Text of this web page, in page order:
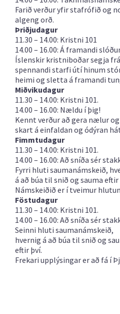
Farið verður yfir stafrófið og
algeng orð.
Þriðjudagur
11.30 – 14.00: Kristni 101
14.00 – 16.00: Á framandi
Íslenskir kristniboðar segja frá
spennandi starfi útí hinum
heimi og sletta á framandi
Miðvikudagur
11.30 – 14.00: Kristni 101.
14.00 – 16.00: Nældu í þig!
Kennt verður að gera nælur og
skart á einfaldan og ódýran
Fimmtudagur
11.30 – 14.00: Kristni 101.
14.00 – 16.00: Að sníða sér
Fyrri hluti saumanámskeið,
á að búa til snið og sauma eftir
Námskeiðið er í tveimur
Föstudagur
11.30 – 14.00: Kristni 101.
14.00 – 16.00: Að sníða sér
Seinni hluti saumanámskeið,
hvernig á að búa til snið og
eftir því.
Frekari upplýsingar er að fá í